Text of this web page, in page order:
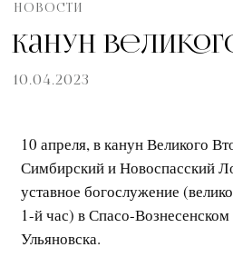
НОВОСТИ
Канун
10.04.2023
10 апреля, в канун Великого
Симбирский и Новоспасский
уставное богослужение
1-й час) в Спасо-
Ульяновска.